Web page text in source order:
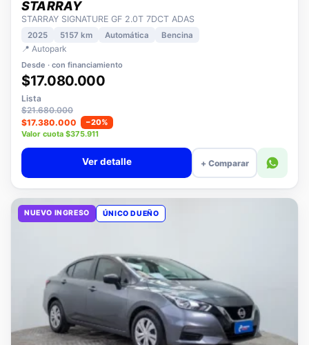
GEELY
STARRAY
STARRAY SIGNATURE GF 2.0T 7DCT ADAS
2025 5157 km
📍 Autopark
Desde · con financiamiento
$17.080.000
Lista
$21.680.000
$17.380.000
−20%
Valor cuota $375.911
+ Comparar
NUEVO INGRESO